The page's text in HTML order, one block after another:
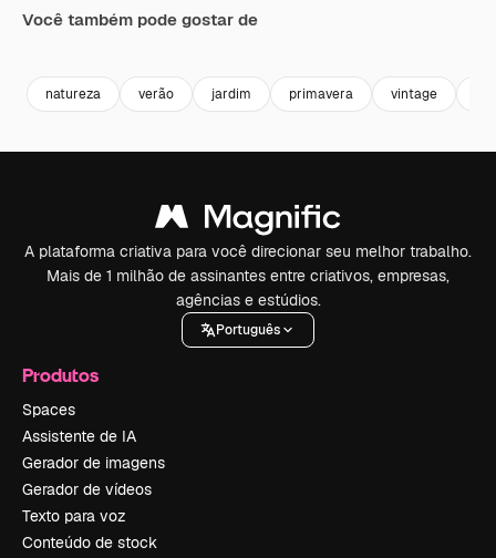
Você também pode gostar de
natureza verão jardim primavera vintage
A plataforma criativa para você direcionar seu melhor trabalho.
Mais de 1 milhão de assinantes entre criativos, empresas,
agências e estúdios.
Português
Produtos
Spaces
Assistente de IA
Gerador de imagens
Gerador de vídeos
Texto para voz
Conteúdo de stock